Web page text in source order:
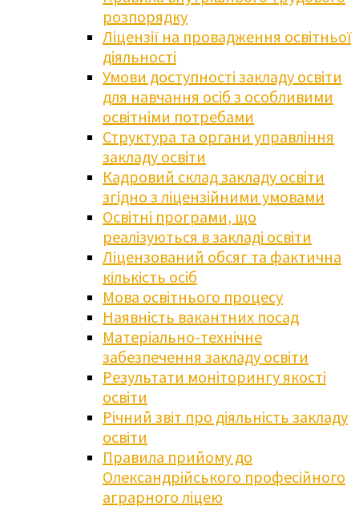
розпорядку
Ліцензії на провадження освітньої
діяльності
Умови доступності закладу освіти
для навчання осіб з особливими
освітніми потребами
Структура та органи управління
закладу освіти
Кадровий склад закладу освіти
згідно з ліцензійними умовами
Освітні програми, що
реалізуються в закладі освіти
Ліцензований обсяг та фактична
кількість осіб
Мова освітнього процесу
Наявність вакантних посад
Матеріально-технічне
забезпечення закладу освіти
Результати моніторингу якості
освіти
Річний звіт про діяльність закладу
освіти
Правила прийому до
Олександрійського професійного
аграрного ліцею